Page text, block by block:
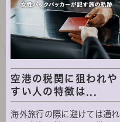
空港の税関に狙われや
すい人の特徴は...
海外旅行の際に避けては通れ